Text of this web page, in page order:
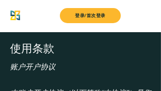
登录/首次登录
使用条款
账户开户协议